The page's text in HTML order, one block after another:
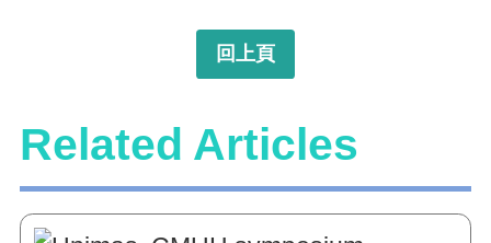
回上頁
Related Articles